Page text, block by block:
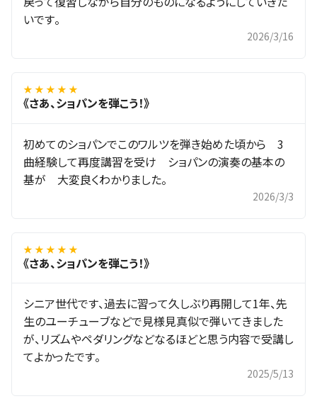
いです。
2026/3/16
★ ★ ★ ★ ★
《さあ、ショパンを弾こう！》
初めてのショパンでこのワルツを弾き始めた頃から 3
曲経験して再度講習を受け ショパンの演奏の基本の
基が 大変良くわかりました。
2026/3/3
★ ★ ★ ★ ★
《さあ、ショパンを弾こう！》
シニア世代です、過去に習って久しぶり再開して1年、先
生のユーチューブなどで見様見真似で弾いてきました
が、リズムやペダリングなどなるほどと思う内容で受講し
てよかったです。
2025/5/13